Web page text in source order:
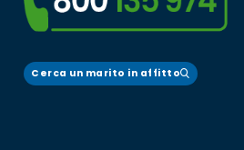
Cerca un marito in affitto